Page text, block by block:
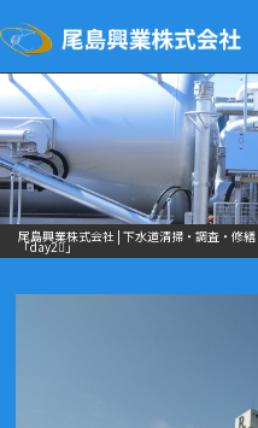
尾島興業株式会社 | 下水道清掃・調査・修繕
「day2⃣」